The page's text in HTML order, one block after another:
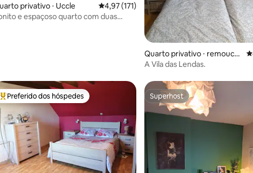
média de 5, 181 avaliações
privativo ⋅ Uccle 4,97 de uma avaliação média de 5, 171
4,97 (171)
e espaçoso quarto com duas
Quarto privativo ⋅ remouch
amps
A Vila das Lendas.
Entre os melhores preferidos dos hóspedes
Preferido dos hóspedes Superhost
Superhost